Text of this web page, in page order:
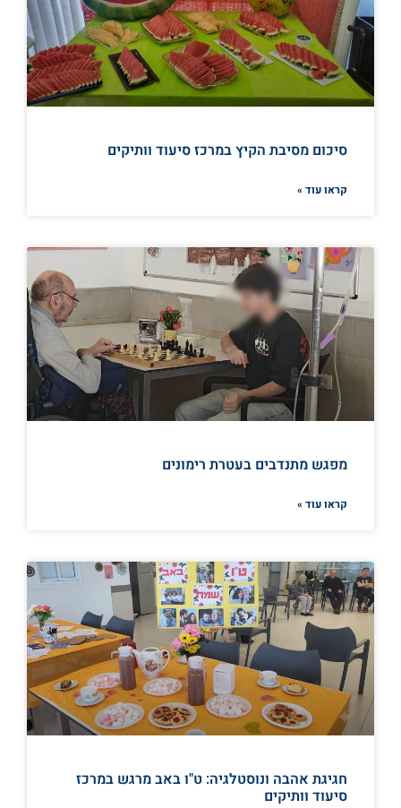
סיכום מסיבת הקיץ במרכז סיעוד וותיקים
קראו עוד »
מפגש מתנדבים בעטרת רימונים
קראו עוד »
חגיגת אהבה ונוסטלגיה: ט"ו באב מרגש במרכז
סיעוד וותיקים